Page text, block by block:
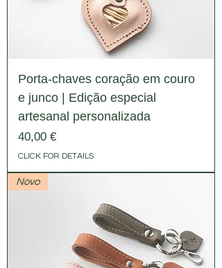
Porta-chaves coração em couro
e junco | Edição especial
artesanal personalizada
Preço
40,00 €
CLICK FOR DETAILS
Novo